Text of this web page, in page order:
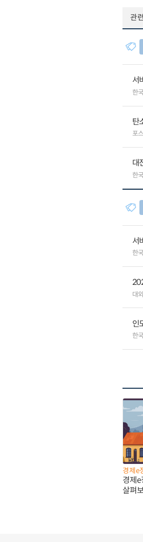
관
서
한
탄
포
대
한
서
한
대
인
한
경제e
경제e
살펴